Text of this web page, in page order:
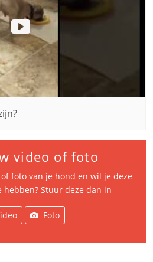
video of foto
foto van je hond en wil je deze
hebben? Stuur deze dan in
Foto